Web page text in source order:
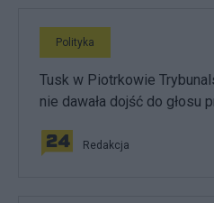
Polityka
Tusk w Piotrkowie
nie dawała dojść do głosu
Redakcja